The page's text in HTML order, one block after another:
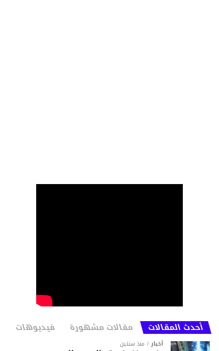
أحدث المقالات مقالات مشهورة فيديوهات
أخبار منذ سنتين